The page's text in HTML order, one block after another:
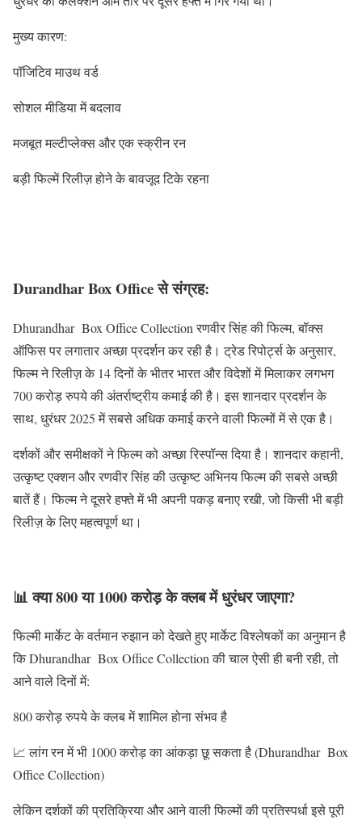
मुख्य कारण:
पॉजिटिव माउथ वर्ड
सोशल मीडिया में बदलाव
मजबूत मल्टीप्लेक्स और एक स्क्रीन रन
बड़ी फिल्में रिलीज़ होने के बावजूद टिके रहना
Durandhar Box Office से संग्रह:
Dhurandhar Box Office Collection रणवीर सिंह की फिल्म, बॉक्स
ऑफिस पर लगातार अच्छा प्रदर्शन कर रही है। ट्रेड रिपोर्ट्स के अनुसार,
फिल्म ने रिलीज़ के 14 दिनों के भीतर भारत और विदेशों में मिलाकर लगभग
700 करोड़ रुपये की अंतर्राष्ट्रीय कमाई की है। इस शानदार प्रदर्शन के
साथ, धुरंधर 2025 में सबसे अधिक कमाई करने वाली फिल्मों में से एक है।
दर्शकों और समीक्षकों ने फिल्म को अच्छा रिस्पॉन्स दिया है। शानदार कहानी,
उत्कृष्ट एक्शन और रणवीर सिंह की उत्कृष्ट अभिनय फिल्म की सबसे अच्छी
बातें हैं। फिल्म ने दूसरे हफ्ते में भी अपनी पकड़ बनाए रखी, जो किसी भी बड़ी
रिलीज़ के लिए महत्वपूर्ण था।
📊 क्या 800 या 1000 करोड़ के क्लब में धुरंधर जाएगा?
फिल्मी मार्केट के वर्तमान रुझान को देखते हुए मार्केट विश्लेषकों का अनुमान है
कि Dhurandhar Box Office Collection की चाल ऐसी ही बनी रही, तो
आने वाले दिनों में:
800 करोड़ रुपये के क्लब में शामिल होना संभव है
📈 लांग रन में भी 1000 करोड़ का आंकड़ा छू सकता है (Dhurandhar Box
Office Collection)
लेकिन दर्शकों की प्रतिक्रिया और आने वाली फिल्मों की प्रतिस्पर्धा इसे पूरी